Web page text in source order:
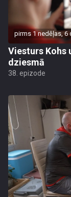
pirms 1 nedēļas, 6
Viesturs Kohs
dziesmā
38. epizode